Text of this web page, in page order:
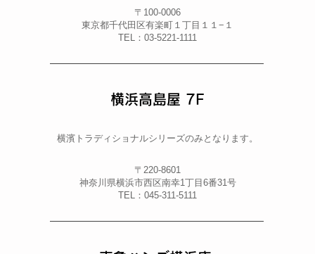
〒100-0006
東京都千代田区有楽町１丁目１１−１
​TEL：03-5221-1111
横浜高島屋 7F
横濱トラディショナルシリーズのみとなります。
〒220-8601
神奈川県横浜市西区南幸1丁目6番31号
TEL：045-311-5111